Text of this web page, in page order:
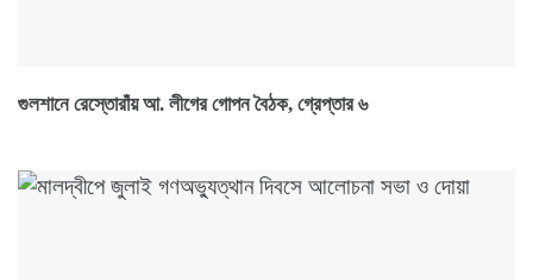
গুলশানে রেস্তোরাঁয় আ. লীগের গোপন বৈঠক, গ্রেপ্তার ৬